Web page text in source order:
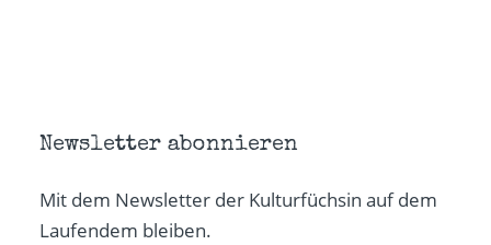
Newsletter abonnieren
Mit dem Newsletter der Kulturfüchsin auf dem
Laufendem bleiben.